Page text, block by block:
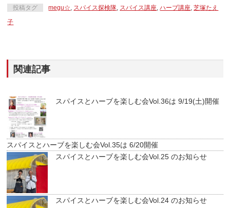
投稿タグ megu☆, スパイス探検隊, スパイス講座,ハーブ講座,芝塚たえ
子
関連記事
スパイスとハーブを楽しむ会Vol.36は 9/19(土)開催
スパイスとハーブを楽しむ会Vol.35は 6/20開催
スパイスとハーブを楽しむ会Vol.25 のお知らせ
スパイスとハーブを楽しむ会Vol.24 のお知らせ